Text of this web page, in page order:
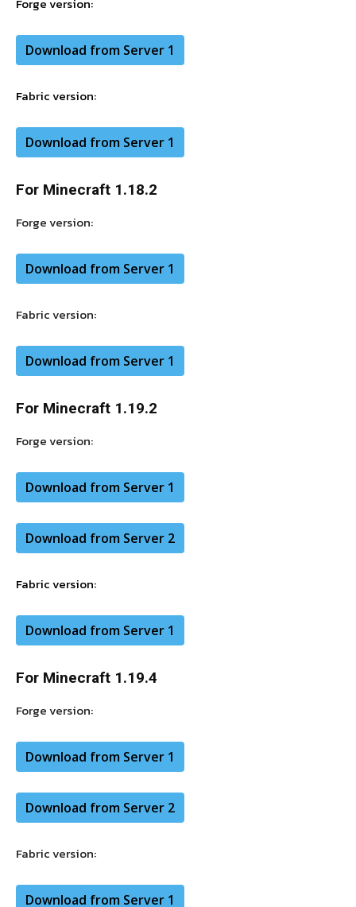
Forge version:
Download from Server 1
Fabric version:
Download from Server 1
For Minecraft 1.18.2
Forge version:
Download from Server 1
Fabric version:
Download from Server 1
For Minecraft 1.19.2
Forge version:
Download from Server 1
Download from Server 2
Fabric version:
Download from Server 1
For Minecraft 1.19.4
Forge version:
Download from Server 1
Download from Server 2
Fabric version:
Download from Server 1